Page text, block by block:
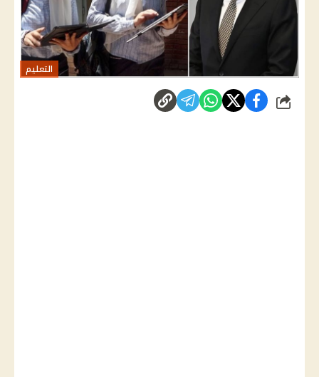
التعليم
شارك